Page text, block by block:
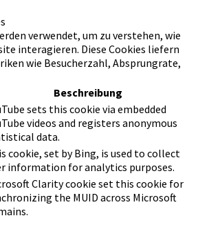
verwendet, um zu verstehen, wie
interagieren. Diese Cookies liefern
wie Besucherzahl, Absprungrate,
Beschreibung
sets this cookie via embedded
videos and registers anonymous
data.
cookie, set by Bing, is used to collect
information for analytics purposes.
Clarity cookie set this cookie for
the MUID across Microsoft